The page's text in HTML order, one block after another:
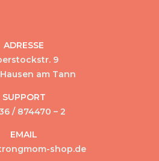
ADRESSE
9
am Tann
SUPPORT
/ 874470 – 2
EMAIL
shop.de